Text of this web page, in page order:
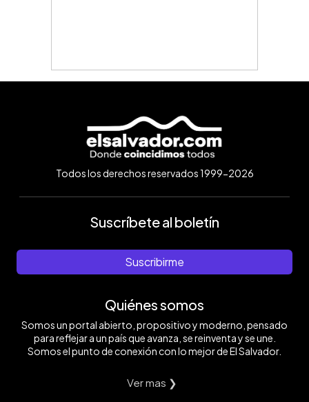
Todos los derechos reservados 1999-2026
Suscríbete al boletín
Suscribirme
Quiénes somos
Somos un portal abierto, propositivo y moderno, pensado
para reflejar a un país que avanza, se reinventa y se une.
Somos el punto de conexión con lo mejor de El Salvador.
Ver mas ❯